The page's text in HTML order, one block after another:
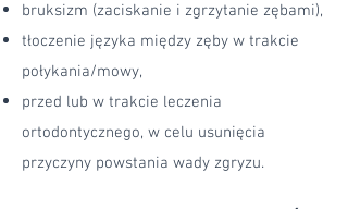
bruksizm (zaciskanie i zgrzytanie zębami),
tłoczenie języka między zęby w trakcie
połykania/mowy,
przed lub w trakcie leczenia
ortodontycznego, w celu usunięcia
przyczyny powstania wady zgryzu.